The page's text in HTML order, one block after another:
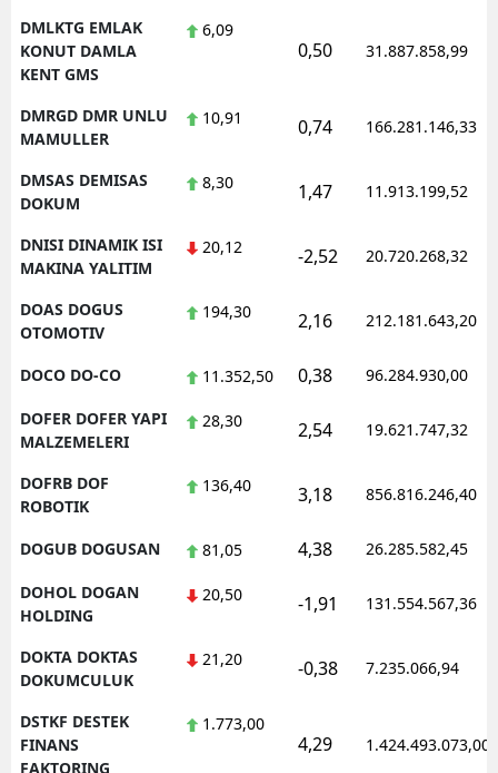
DMLKTG EMLAK
KONUT DAMLA
KENT GMS
6,09
0,50 31.887.858,99
DMRGD DMR UNLU
MAMULLER
10,91 0,74 166.281.146,33
DMSAS DEMISAS
DOKUM
8,30 1,47 11.913.199,52
DNISI DINAMIK ISI
MAKINA YALITIM
20,12 -2,52 20.720.268,32
DOAS DOGUS
OTOMOTIV
194,30 2,16 212.181.643,20
DOCO DO-CO 11.352,50 0,38 96.284.930,00
DOFER DOFER YAPI
MALZEMELERI
28,30 2,54 19.621.747,32
DOFRB DOF
ROBOTIK
136,40 3,18 856.816.246,40
DOGUB DOGUSAN 81,05 4,38 26.285.582,45
DOHOL DOGAN
HOLDING
20,50 -1,91 131.554.567,36
DOKTA DOKTAS
DOKUMCULUK
21,20 -0,38 7.235.066,94
DSTKF DESTEK
FINANS
FAKTORING
1.773,00
4,29 1.424.493.073,00